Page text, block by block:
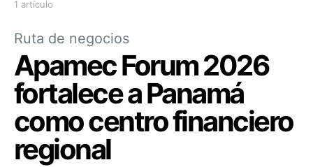
1 artículo
Ruta de negocios
Apamec Forum 2026
fortalece a Panamá
como centro financiero
regional